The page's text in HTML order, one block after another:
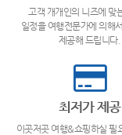
고객 개개인의 니즈에 맞
일정을 여행전문가에 의해
제공해 드립니다.
최저가 제공
이곳저곳 여행&쇼핑하실 필